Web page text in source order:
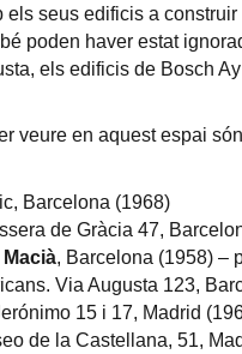
seus edificis a
poden haver estat
els edificis de Bosch
veure en aquest espai
Barcelona (1968)
de Gràcia 47,
, Barcelona (1958) –
Via Augusta 123,
15 i 17, Madrid
de la Castellana, 51,